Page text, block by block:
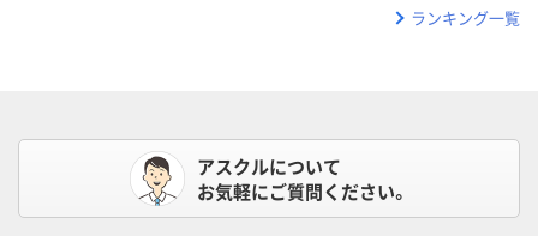
ランキング一覧
アスクルについて
お気軽にご質問ください。